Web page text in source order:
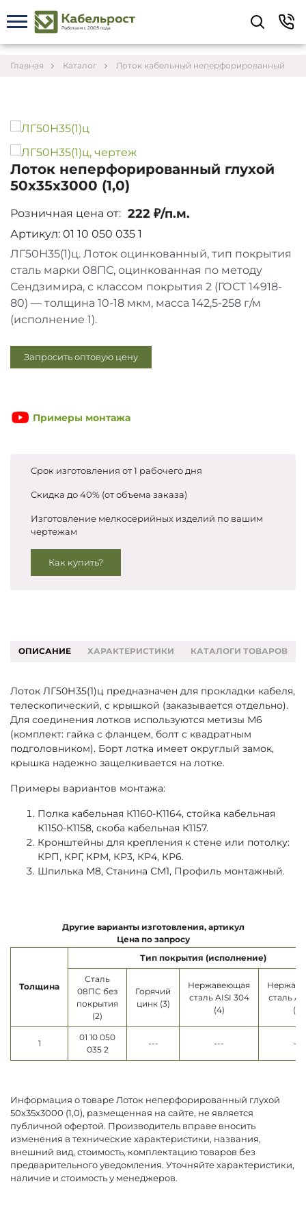
Главная Каталог Лоток кабельный неперфорированный
Лоток неперфорированный глухой
50х35х3000 (1,0)
Розничная цена от: 222 ₽/п.м.
Артикул: 01 10 050 035 1
ЛГ50Н35(1)ц. Лоток оцинкованный, тип покрытия
сталь марки 08ПС, оцинкованная по методу
Сендзимира, с классом покрытия 2 (ГОСТ 14918-
80) — толщина 10-18 мкм, масса 142,5-258 г/м
(исполнение 1).
Запросить оптовую цену
Примеры монтажа
Срок изготовления от 1 рабочего дня
Скидка до 40% (от объема заказа)
Изготовление мелкосерийных изделий по вашим
чертежам
Как купить?
ОПИСАНИЕ ХАРАКТЕРИСТИКИ КАТАЛОГИ ТОВАРОВ
Лоток ЛГ50Н35(1)ц предназначен для прокладки кабеля,
телескопический, с крышкой (заказывается отдельно).
Для соединения лотков используются метизы М6
(комплект: гайка с фланцем, болт с квадратным
подголовником). Борт лотка имеет округлый замок,
крышка надежно защелкивается на лотке.
Примеры вариантов монтажа:
Полка кабельная К1160-К1164, стойка кабельная
К1150-К1158, скоба кабельная К1157.
Кронштейны для крепления к стене или потолку:
КРП, КРГ, КРМ, КР3, КР4, КР6.
Шпилька М8, Станина СМ1, Профиль монтажный.
Другие варианты изготовления, артикул
Цена по запросу
Толщина
Тип покрытия (исполнение)
Сталь
08ПС без
покрытия
(2)
Горячий
цинк (3)
Нержавеющая
сталь AISI 304
(4)
сталь
(5)
1
01 10 050
035 2
--- --- ---
Информация о товаре Лоток неперфорированный глухой
50х35х3000 (1,0), размещенная на сайте, не является
публичной офертой. Производитель вправе вносить
изменения в технические характеристики, названия,
внешний вид, стоимость, комплектацию товаров без
предварительного уведомления. Уточняйте характеристики,
наличие и стоимость у менеджеров.
Укажите контакты для связи и требования к
заказу – предложим лучшие варианты по цене,
согласуем сроки и подберём доставку.
Соглашаюсь на обработку персональных данных